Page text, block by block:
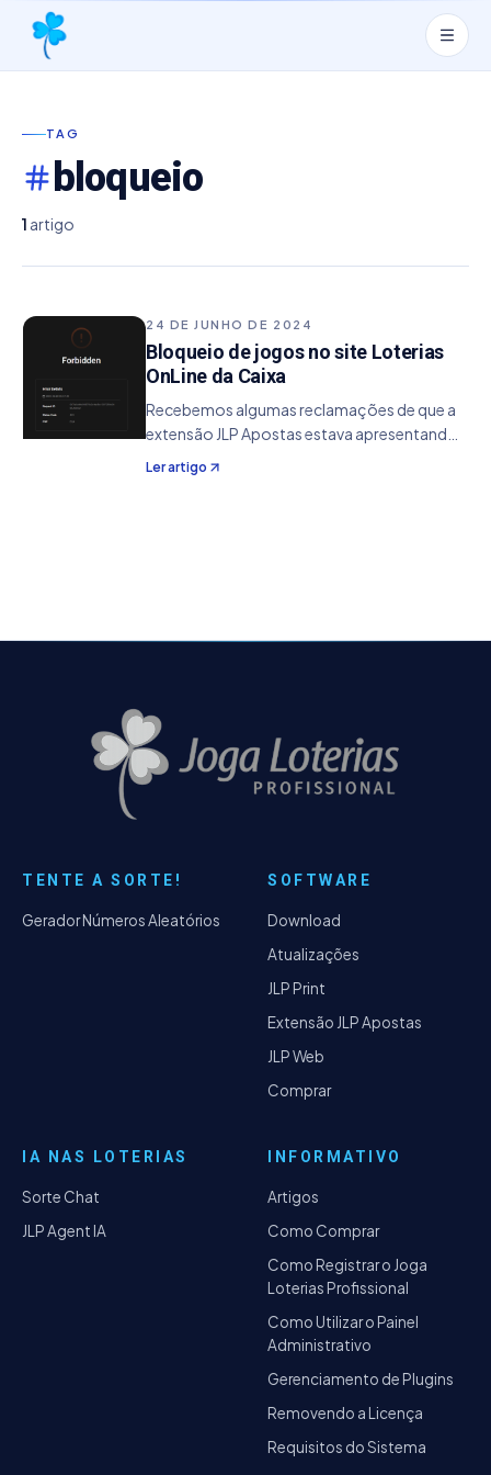
TAG
bloqueio
1 artigo
24 DE JUNHO DE 2024
Bloqueio de jogos no site Loterias
OnLine da Caixa
Recebemos algumas reclamações de que a
extensão JLP Apostas estava apresentando
problemas ao preencher os jogos,
retornando em alguns casos um erro de
Ler artigo
TENTE A SORTE!
Gerador Números Aleatórios
SOFTWARE
Download
Atualizações
JLP Print
Extensão JLP Apostas
JLP Web
Comprar
IA NAS LOTERIAS
Sorte Chat
JLP Agent IA
INFORMATIVO
Artigos
Como Comprar
Como Registrar o Joga
Loterias Profissional
Como Utilizar o Painel
Administrativo
Gerenciamento de Plugins
Removendo a Licença
Requisitos do Sistema